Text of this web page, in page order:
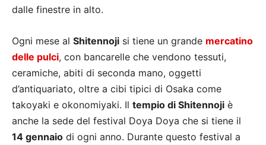
dalle finestre in alto.
Ogni mese al Shitennoji si tiene un grande mercatino
delle pulci, con bancarelle che vendono tessuti,
ceramiche, abiti di seconda mano, oggetti
d’antiquariato, oltre a cibi tipici di Osaka come
takoyaki e okonomiyaki. Il tempio di Shitennoji è
anche la sede del festival Doya Doya che si tiene il
14 gennaio di ogni anno. Durante questo festival a